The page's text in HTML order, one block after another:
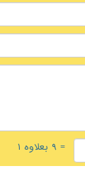
= ۹ بعلاوه ۱